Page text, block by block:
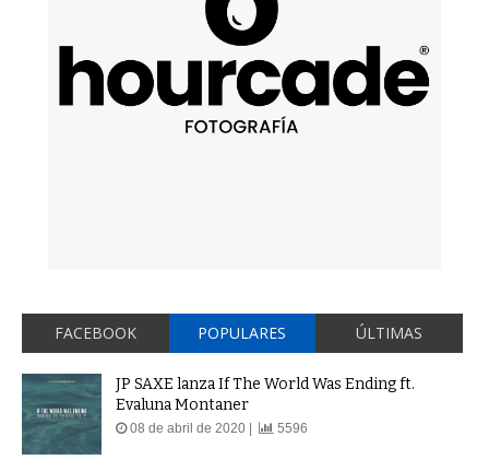
FACEBOOK POPULARES ÚLTIMAS
JP SAXE lanza If The World Was Ending ft.
Evaluna Montaner
08 de abril de 2020 | 5596